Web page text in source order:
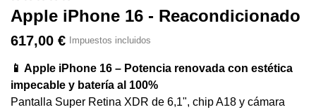
Apple iPhone 16 - Reacondicionado
617,00 € Impuestos incluidos
📱 Apple iPhone 16 – Potencia renovada con estética
impecable y batería al 100%
Pantalla Super Retina XDR de 6,1", chip A18 y cámara